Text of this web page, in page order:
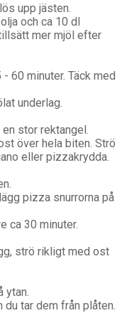
upp jästen.
och ca 10 dl
mer mjöl efter
60 minuter. Täck med
underlag.
stor rektangel.
över hela biten. Strö
eller pizzakrydda.
pizza snurrorna på
ca 30 minuter.
strö rikligt med ost
ytan.
du tar dem från plåten.